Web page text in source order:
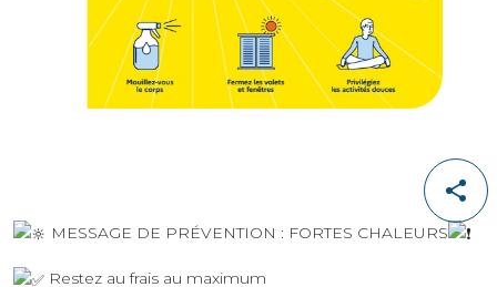
MESSAGE DE PRÉVENTION : FORTES CHALEURS
Restez au frais au maximum